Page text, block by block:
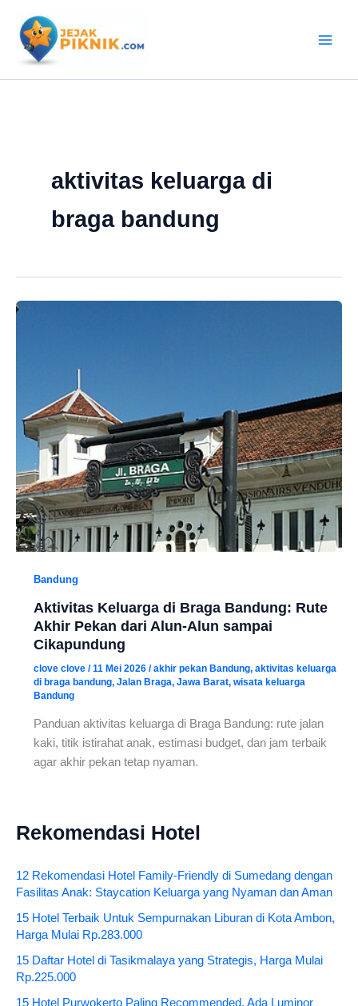
konten
aktivitas keluarga di
braga bandung
Bandung
Aktivitas Keluarga di Braga Bandung: Rute
Akhir Pekan dari Alun-Alun sampai
Cikapundung
clove clove /11 Mei 2026 /akhir pekan Bandung, aktivitas keluarga
di braga bandung, Jalan Braga, Jawa Barat, wisata keluarga
Bandung
Panduan aktivitas keluarga di Braga Bandung: rute jalan
kaki, titik istirahat anak, estimasi budget, dan jam terbaik
agar akhir pekan tetap nyaman.
Rekomendasi Hotel
12 Rekomendasi Hotel Family-Friendly di Sumedang dengan
Fasilitas Anak: Staycation Keluarga yang Nyaman dan Aman
15 Hotel Terbaik Untuk Sempurnakan Liburan di Kota Ambon,
Harga Mulai Rp.283.000
15 Daftar Hotel di Tasikmalaya yang Strategis, Harga Mulai
Rp.225.000
15 Hotel Purwokerto Paling Recommended, Ada Luminor